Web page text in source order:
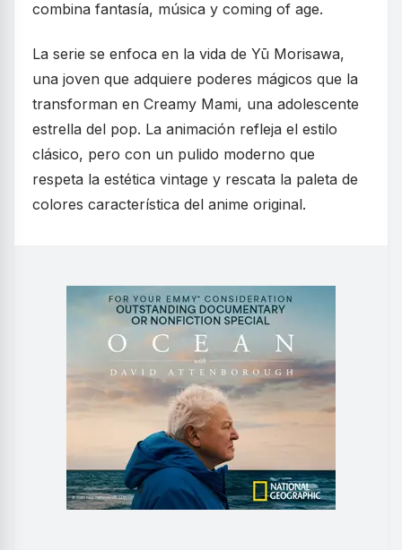
combina fantasía, música y coming of age.
La serie se enfoca en la vida de Yū Morisawa,
una joven que adquiere poderes mágicos que la
transforman en Creamy Mami, una adolescente
estrella del pop. La animación refleja el estilo
clásico, pero con un pulido moderno que
respeta la estética vintage y rescata la paleta de
colores característica del anime original.